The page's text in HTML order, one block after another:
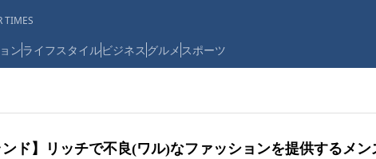
TIMES
ンライフスタイルビジネス グルメ スポーツ
ンド】リッチで不良(ワル)なファッションを提供するメン